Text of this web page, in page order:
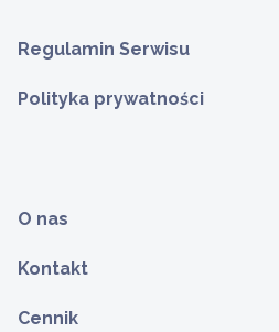
Regulamin Serwisu
Polityka prywatności
O nas
Kontakt
Cennik